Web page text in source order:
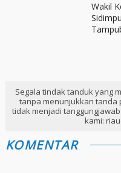
Wakil
Segala tindak tanduk yang
tanpa menunjukkan tanda
tidak menjadi
kami:
KOMENTAR